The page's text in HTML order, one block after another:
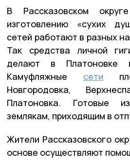
В Рассказовском
изготовлению «сухих
сетей работают в разных
Так средства личной
делают в Платоновке
Камуфляжные сети
Новгородовка,
Платоновка. Готовые
землякам, приходящим в
Жители Рассказовского
основе осуществляют